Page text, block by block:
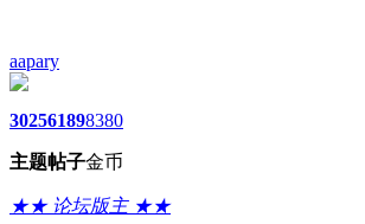
aapary
3025
主题
6189
帖子
8380
金币
★★ 论坛版主 ★★